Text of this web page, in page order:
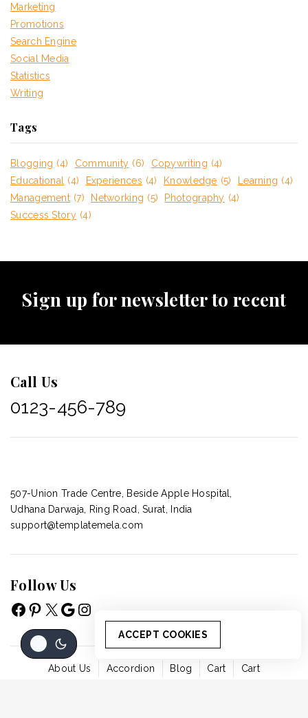
Marketing
Promotions
Search Engine
Social Media
Statistics
Writing
Tags
Blogging (4) Community (6) Copywriting (4)
Educational (4) Experiences (4) Knowledge (5) Learning (4)
Management (7) Networking (5) Photography (4)
Success Story (4)
Sign up for newsletter to recent
Call Us
0123-456-789
507-Union Trade Centre, Beside Apple Hospital,
Udhana Darwaja, Ring Road, Surat, India
support@templatemela.com
Follow Us
About Us Accordion Blog Cart
Cart
ACCEPT COOKIES